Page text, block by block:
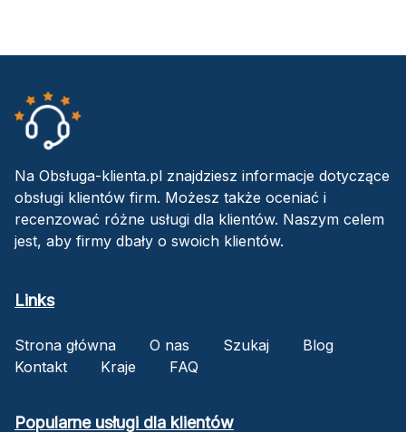
Na Obsługa-klienta.pl znajdziesz informacje dotyczące
obsługi klientów firm. Możesz także oceniać i
recenzować różne usługi dla klientów. Naszym celem
jest, aby firmy dbały o swoich klientów.
Links
Strona główna O nas Szukaj
Blog
Kontakt
Kraje FAQ
Popularne usługi dla klientów